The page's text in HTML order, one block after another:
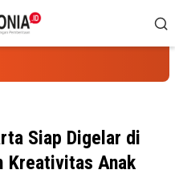
Siap Digelar di
Kreativitas Anak